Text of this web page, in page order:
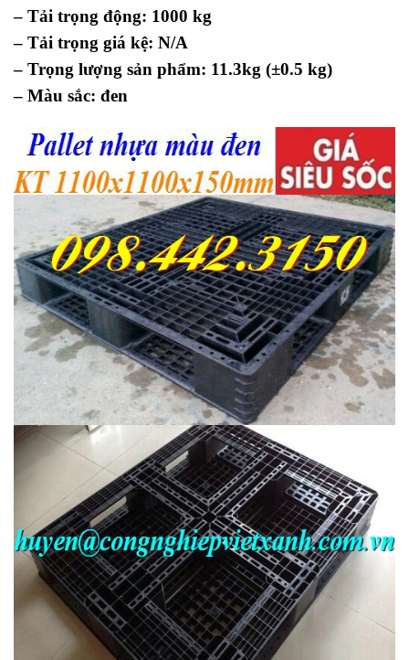
– Tải trọng động: 1000 kg
– Tải trọng giá kệ: N/A
– Trọng lượng sản phẩm: 11.3kg (±0.5 kg)
– Màu sắc: đen